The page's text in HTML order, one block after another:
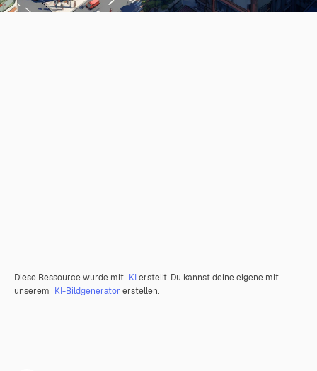
Diese Ressource wurde mit KIerstellt. Du kannst deine eigene mit
unserem KI-Bildgenerator erstellen.